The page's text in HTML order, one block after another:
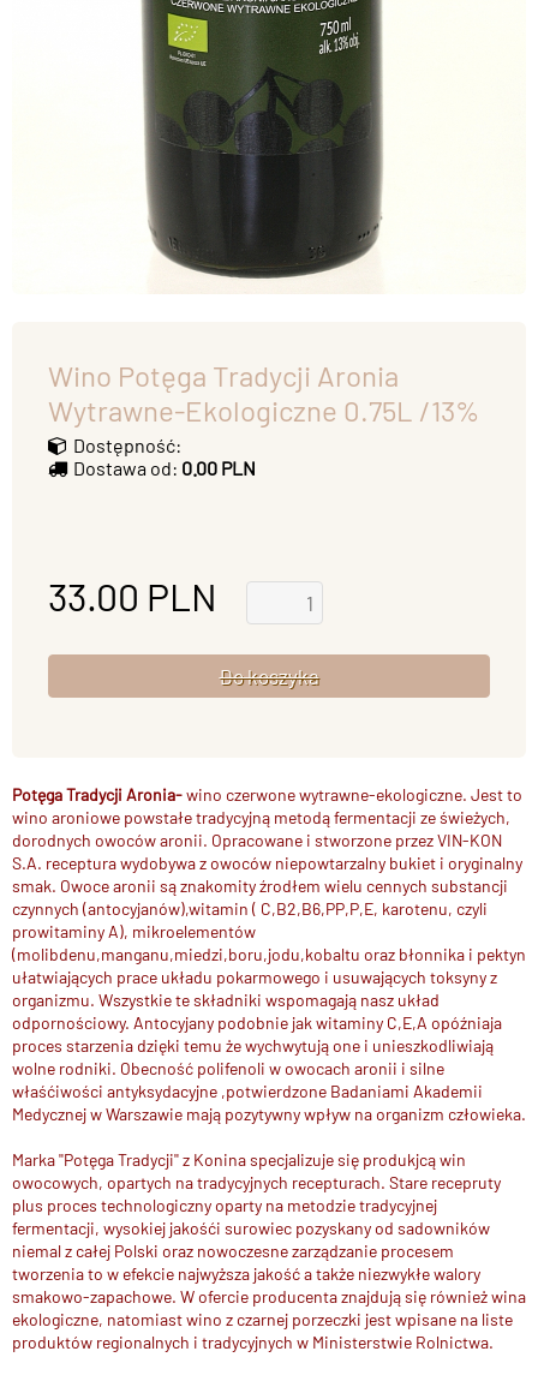
Wino Potęga Tradycji Aronia
Wytrawne-Ekologiczne 0.75L /13%
Dostępność:
Dostawa od: 0.00 PLN
33.00 PLN
Potęga Tradycji Aronia-wino czerwone wytrawne-ekologiczne. Jest to
wino aroniowe powstałe tradycyjną metodą fermentacji ze świeżych,
dorodnych owoców aronii. Opracowane i stworzone przez VIN-KON
S.A. receptura wydobywa z owoców niepowtarzalny bukiet i oryginalny
smak. Owoce aronii są znakomity źrodłem wielu cennych substancji
czynnych (antocyjanów),witamin ( C,B2,B6,PP,P,E, karotenu, czyli
prowitaminy A), mikroelementów
(molibdenu,manganu,miedzi,boru,jodu,kobaltu oraz błonnika i pektyn
ułatwiających prace układu pokarmowego i usuwających toksyny z
organizmu. Wszystkie te składniki wspomagają nasz układ
odpornościowy. Antocyjany podobnie jak witaminy C,E,A opóźniaja
proces starzenia dzięki temu że wychwytują one i unieszkodliwiają
wolne rodniki. Obecność polifenoli w owocach aronii i silne
właśćiwości antyksydacyjne ,potwierdzone Badaniami Akademii
Medycznej w Warszawie mają pozytywny wpływ na organizm człowieka.
Marka ''Potęga Tradycji'' z Konina specjalizuje się produkjcą win
owocowych, opartych na tradycyjnych recepturach. Stare recepruty
plus proces technologiczny oparty na metodzie tradycyjnej
fermentacji, wysokiej jakośći surowiec pozyskany od sadowników
niemal z całej Polski oraz nowoczesne zarządzanie procesem
tworzenia to w efekcie najwyższa jakość a także niezwykłe walory
smakowo-zapachowe. W ofercie producenta znajdują się również wina
ekologiczne, natomiast wino z czarnej porzeczki jest wpisane na liste
produktów regionalnych i tradycyjnych w Ministerstwie Rolnictwa.